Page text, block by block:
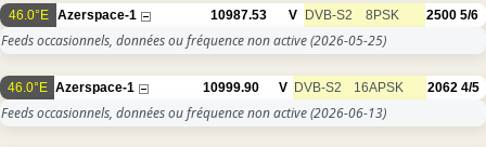
46.0°E Azerspace-1 10987.53 V DVB-S2 8PSK 2500 5/6
Feeds occasionnels, données ou fréquence non active(2026-05-25)
46.0°E Azerspace-1 10999.90 V DVB-S2 16APSK 2062 4/5
Feeds occasionnels, données ou fréquence non active(2026-06-13)